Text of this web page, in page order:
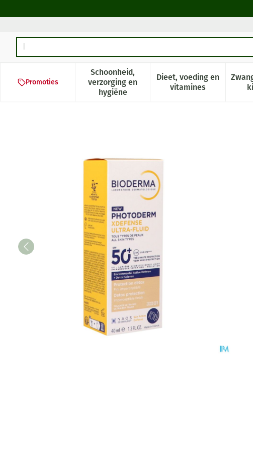
Product, merk, categorie...
Promoties
Schoonheid,
verzorging en
hygiëne
Toon submenu voor Schoonheid,
Dieet, voeding en
vitaminesToon submenu
Bioderma Photoderm